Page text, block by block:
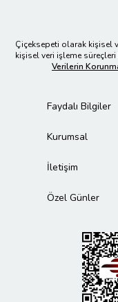
Çiçeksepeti olarak kişisel
kişisel veri işleme
Verilerin
Faydalı Bilgiler
Kurumsal
İletişim
Özel Günler